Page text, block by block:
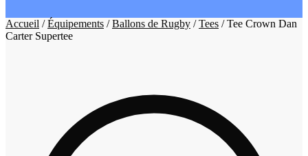
Accueil /Équipements /Ballons de Rugby /Tees /Tee Crown Dan
Carter Supertee